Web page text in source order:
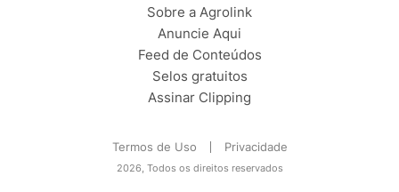
Sobre a Agrolink
Anuncie Aqui
Feed de Conteúdos
Selos gratuitos
Assinar Clipping
Termos de Uso Privacidade
2026, Todos os direitos reservados